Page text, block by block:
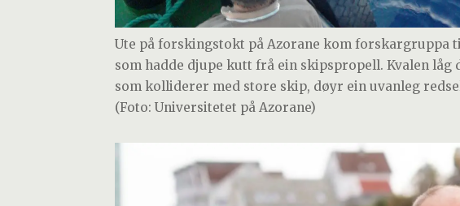
Ute på forskingstokt på Azorane kom forskargruppa
som hadde djupe kutt frå ein skipspropell. Kvalen låg
som kolliderer med store skip, døyr ein uvanleg
(Foto: Universitetet på Azorane)